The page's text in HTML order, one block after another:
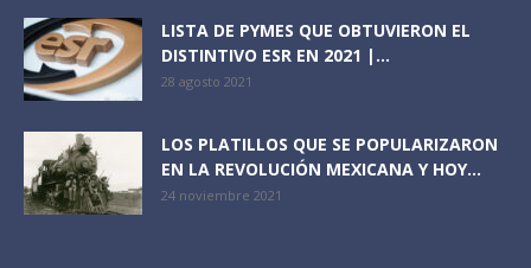
LISTA DE PYMES QUE OBTUVIERON EL
DISTINTIVO ESR EN 2021 |...
28 agosto 2021
LOS PLATILLOS QUE SE POPULARIZARON
EN LA REVOLUCIÓN MEXICANA Y HOY...
24 noviembre 2021